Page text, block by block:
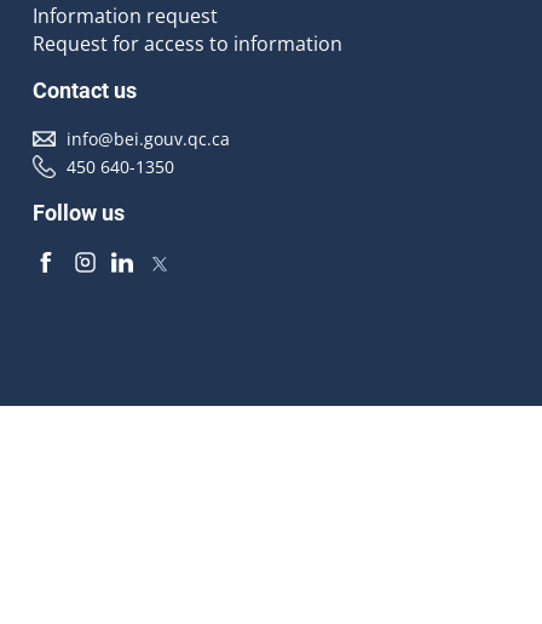
Information request
Request for access to information
Contact us
info@bei.gouv.qc.ca
450 640-1350
Follow us